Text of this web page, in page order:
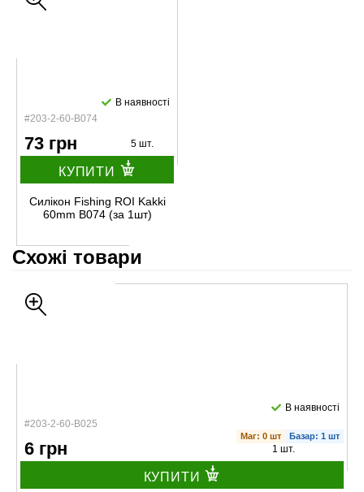
#203-2-60-B074
В наявності
73 грн 5 шт.
КУПИТИ
Силікон Fishing ROI Kakki
60mm B074 (за 1шт)
Схожі товари
#203-2-60-B025
В наявності
Маг: 0 шт Базар: 1 шт
6 грн 1 шт.
КУПИТИ